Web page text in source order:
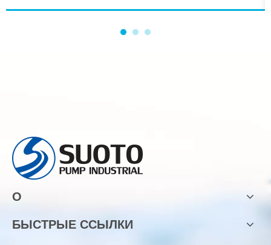
О
БЫСТРЫЕ ССЫЛКИ